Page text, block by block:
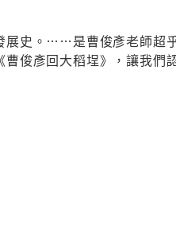
展史。……是曹俊彥老師超
俊彥回大稻埕》，讓我們